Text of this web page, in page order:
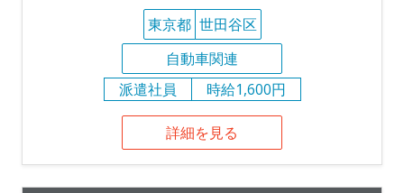
東京都 世田谷区
自動車関連
派遣社員
時給1,600円
詳細を見る